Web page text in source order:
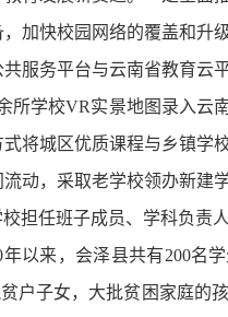
加快校园网络的覆盖和升
服务平台与云南省教育云
所学校VR实景地图录入云
将城区优质课程与乡镇学
流动，采取老学校领办新建
担任班子成员、学科负责
年以来，会泽县共有200名
户子女，大批贫困家庭的